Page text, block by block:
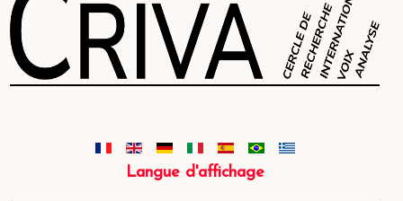
Langue d'affichage